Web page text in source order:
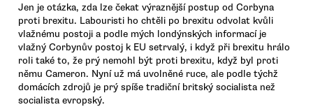
Jen je otázka, zda lze čekat výraznější postup od Corbyna
proti brexitu. Labouristi ho chtěli po brexitu odvolat kvůli
vlažnému postoji a podle mých londýnských informací je
vlažný Corbynův postoj k EU setrvalý, i když při brexitu hrálo
roli také to, že prý nemohl být proti brexitu, když byl proti
němu Cameron. Nyní už má uvolněné ruce, ale podle týchž
domácích zdrojů je prý spíše tradiční britský socialista než
socialista evropský.